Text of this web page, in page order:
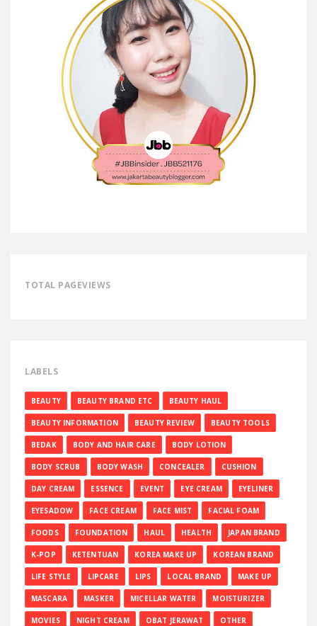
TOTAL PAGEVIEWS
LABELS
BEAUTY BEAUTY BRAND ETC BEAUTY HAUL
BEAUTY INFORMATION BEAUTY REVIEW BEAUTY TOOLS
BEDAK BODY AND HAIR CARE BODY LOTION
BODY SCRUB BODY WASH CONCEALER CUSHION
DAY CREAM ESSENCE EVENT EYE CREAM EYELINER
EYESADOW FACE CREAM FACE MIST FACIAL FOAM
FOODS FOUNDATION HAUL HEALTH JAPAN BRAND
K-POP KETENTUAN KOREA MAKE UP KOREAN BRAND
LIFE STYLE LIPCARE LIPS LOCAL BRAND MAKE UP
MASCARA MASKER MICELLAR WATER MOISTURIZER
MOVIES NIGHT CREAM OBAT JERAWAT OTHER